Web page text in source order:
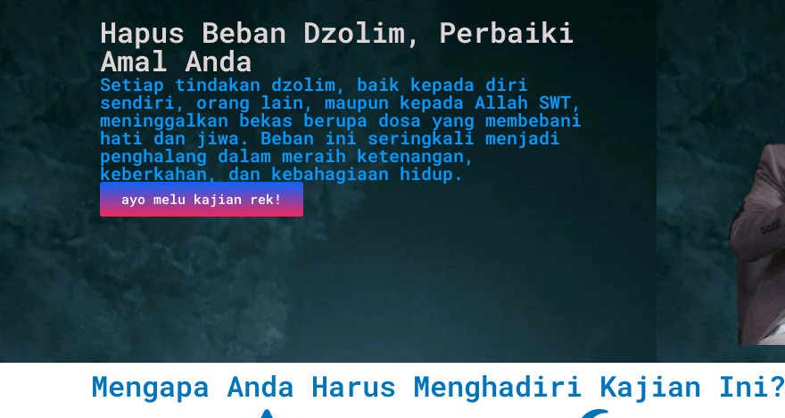
Hapus Beban Dzolim, Perbaiki
Amal Anda
Setiap tindakan dzolim, baik kepada diri
sendiri, orang lain, maupun kepada Allah SWT,
meninggalkan bekas berupa dosa yang membebani
hati dan jiwa. Beban ini seringkali menjadi
penghalang dalam meraih ketenangan,
keberkahan, dan kebahagiaan hidup.
ayo melu kajian rek!
Mengapa Anda Harus Menghadiri Kajian Ini?